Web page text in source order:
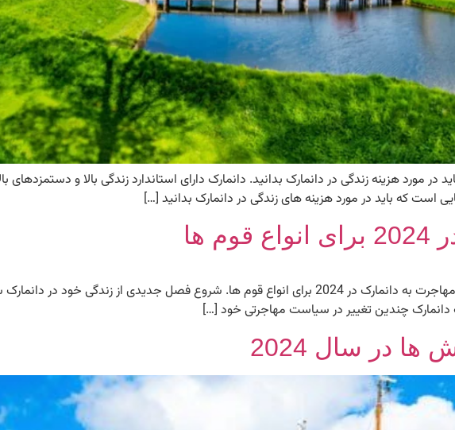
در مورد هزینه زندگی در دانمارک بدانید. دانمارک دارای استاندارد زندگی بالا و دستمزدهای
است که باید در مورد هزینه های زندگی در دانمارک بدانید […]
شرایط مهاجرت به دانمارک در 2024 برای انواع قوم ها شرایط مهاجرت به دانمارک در 2024 برای انواع قوم ها. شروع فصل
دانمارک چندین تغییر در سیاست مهاجرتی خود […]
در سال 2024